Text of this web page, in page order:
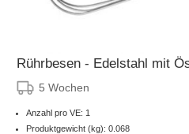
Rührbesen - Edelstahl mit
5 Wochen
Anzahl pro VE: 1
Produktgewicht (kg): 0.068